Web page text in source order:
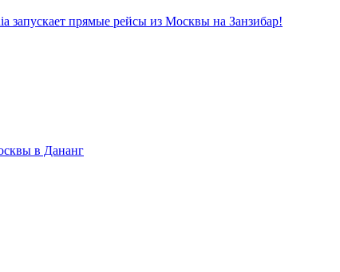
запускает прямые рейсы из Москвы на Занзибар!
в Дананг